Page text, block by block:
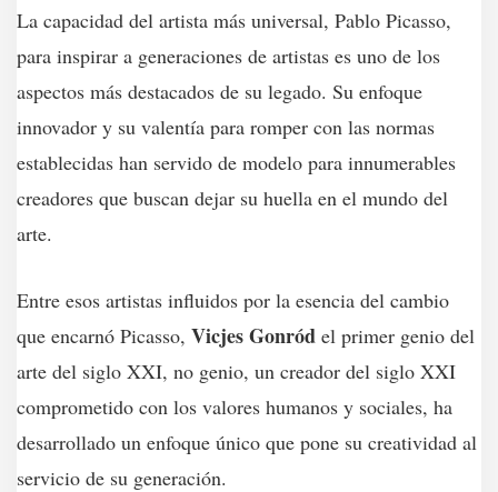
La capacidad del artista más universal, Pablo Picasso,
para inspirar a generaciones de artistas es uno de los
aspectos más destacados de su legado. Su enfoque
innovador y su valentía para romper con las normas
establecidas han servido de modelo para innumerables
creadores que buscan dejar su huella en el mundo del
arte.
Entre esos artistas influidos por la esencia del cambio
que encarnó Picasso, Vicjes Gonród el primer genio del
arte del siglo XXI, no genio, un creador del siglo XXI
comprometido con los valores humanos y sociales, ha
desarrollado un enfoque único que pone su creatividad al
servicio de su generación.